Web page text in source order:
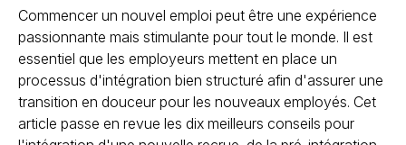
Commencer un nouvel emploi peut être une expérience
passionnante mais stimulante pour tout le monde. Il est
essentiel que les employeurs mettent en place un
processus d'intégration bien structuré afin d'assurer une
transition en douceur pour les nouveaux employés. Cet
article passe en revue les dix meilleurs conseils pour